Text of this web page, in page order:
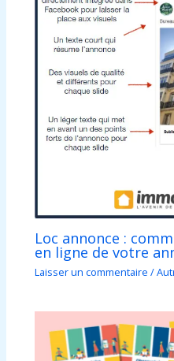
Loc annonce :
en ligne de votre
Laisser un commentaire /